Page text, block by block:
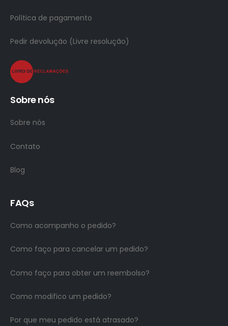
Política de pagamento
Pedir devolução (Livre resolução)
Sobre nós
Sobre nós
Contato
Blog
FAQs
Como acompanho o pedido?
Como faço para cancelar um pedido?
Como faço para obter um reembolso?
Como modifico um pedido?
Por que meu pedido está atrasado?